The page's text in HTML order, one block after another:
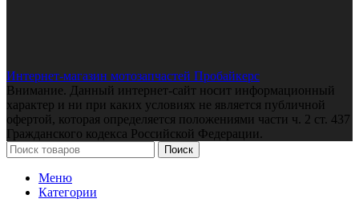
Интернет-магазин мотозапчастей Пробайкерс
Внимание. Данный интернет-сайт носит информационный
характер и ни при каких условиях не является публичной
офертой, которая определяется положениями части ч. 2 ст. 437
Гражданского кодекса Российской Федерации.
Поиск
Меню
Категории